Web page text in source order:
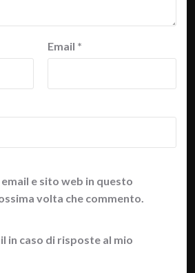
Email *
e sito web in questo
volta che commento.
in caso di risposte al mio